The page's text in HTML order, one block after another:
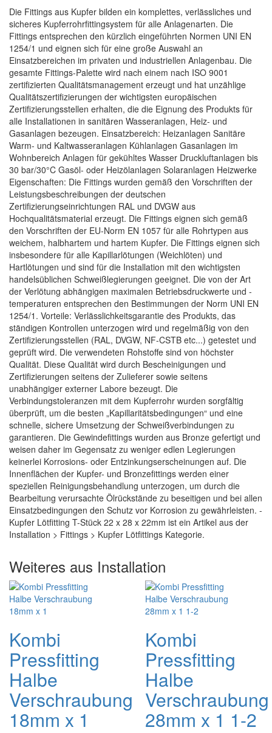
Die Fittings aus Kupfer bilden ein komplettes, verlässliches und
sicheres Kupferrohrfittingsystem für alle Anlagenarten. Die
Fittings entsprechen den kürzlich eingeführten Normen UNI EN
1254/1 und eignen sich für eine große Auswahl an
Einsatzbereichen im privaten und industriellen Anlagenbau. Die
gesamte Fittings-Palette wird nach einem nach ISO 9001
zertifizierten Qualitätsmanagement erzeugt und hat unzählige
Qualitätszertifizierungen der wichtigsten europäischen
Zertifizierungsstellen erhalten, die die Eignung des Produkts für
alle Installationen in sanitären Wasseranlagen, Heiz- und
Gasanlagen bezeugen. Einsatzbereich: Heizanlagen Sanitäre
Warm- und Kaltwasseranlagen Kühlanlagen Gasanlagen im
Wohnbereich Anlagen für gekühltes Wasser Druckluftanlagen bis
30 bar/30°C Gasöl- oder Heizölanlagen Solaranlagen Heizwerke
Eigenschaften: Die Fittings wurden gemäß den Vorschriften der
Leistungsbeschreibungen der deutschen
Zertifizierungseinrichtungen RAL und DVGW aus
Hochqualitätsmaterial erzeugt. Die Fittings eignen sich gemäß
den Vorschriften der EU-Norm EN 1057 für alle Rohrtypen aus
weichem, halbhartem und hartem Kupfer. Die Fittings eignen sich
insbesondere für alle Kapillarlötungen (Weichlöten) und
Hartlötungen und sind für die Installation mit den wichtigsten
handelsüblichen Schweißlegierungen geeignet. Die von der Art
der Verlötung abhängigen maximalen Betriebsdruckwerte und -
temperaturen entsprechen den Bestimmungen der Norm UNI EN
1254/1. Vorteile: Verlässlichkeitsgarantie des Produkts, das
ständigen Kontrollen unterzogen wird und regelmäßig von den
Zertifizierungsstellen (RAL, DVGW, NF-CSTB etc...) getestet und
geprüft wird. Die verwendeten Rohstoffe sind von höchster
Qualität. Diese Qualität wird durch Bescheinigungen und
Zertifizierungen seitens der Zulieferer sowie seitens
unabhängiger externer Labore bezeugt. Die
Verbindungstoleranzen mit dem Kupferrohr wurden sorgfältig
überprüft, um die besten „Kapillaritätsbedingungen“ und eine
schnelle, sichere Umsetzung der Schweißverbindungen zu
garantieren. Die Gewindefittings wurden aus Bronze gefertigt und
weisen daher im Gegensatz zu weniger edlen Legierungen
keinerlei Korrosions- oder Entzinkungserscheinungen auf. Die
Innenflächen der Kupfer- und Bronzefittings werden einer
speziellen Reinigungsbehandlung unterzogen, um durch die
Bearbeitung verursachte Ölrückstände zu beseitigen und bei allen
Einsatzbedingungen den Schutz vor Korrosion zu gewährleisten. -
Kupfer Lötfitting T-Stück 22 x 28 x 22mm ist ein Artikel aus der
Installation > Fittings > Kupfer Lötfittings Kategorie.
Weiteres aus Installation
Kombi
Pressfitting
Halbe
Verschraubung
18mm x 1
Kombi
Pressfitting
Halbe
Verschraubung
28mm x 1 1-2